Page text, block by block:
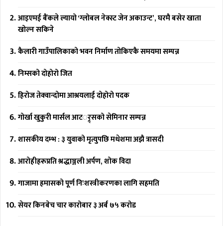
आइएमई बैंकले ल्यायो ‘ग्लोबल नेक्स्ट जेन अकाउन्ट’, घरमै बसेर खाता
खोल्न सकिने
कैलारी गाउँपालिकाको भवन निर्माण तोकिएकै समयमा सम्पन्न
निम्सको दोहोरो जित
हिरोज तेक्वान्दोमा आश्रयलाई दोहोरो पदक
गोर्खा खुकुरी मार्सल आटर््र्सको सेमिनार सम्पन्न
शासकीय दम्भ : ३ युवाको मृत्युपछि मधेशमा अझै त्रासदी
आरोहीहरूप्रति श्रद्धाञ्जली अर्पण, शोक विदा
गाजामा हमासको पूर्ण निःशस्त्रीकरणका लागि सहमति
सेयर किनबेच चार कारोबार ३ अर्ब ७५ करोड